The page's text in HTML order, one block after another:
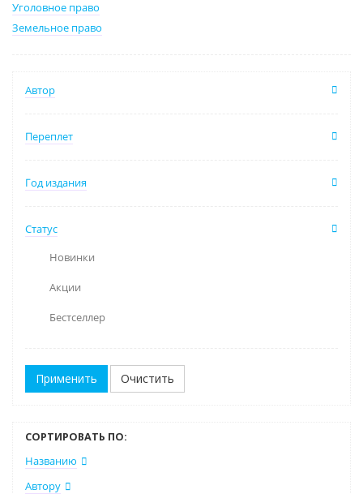
Уголовное право
Земельное право
Автор
Переплет
Год издания
Статус
Новинки
Акции
Бестселлер
Очистить
СОРТИРОВАТЬ ПО:
Названию
Автору